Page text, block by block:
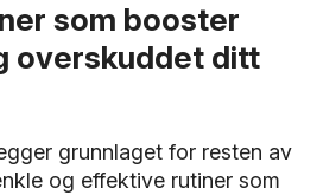
som booster
overskuddet ditt
grunnlaget for resten av
og effektive rutiner som